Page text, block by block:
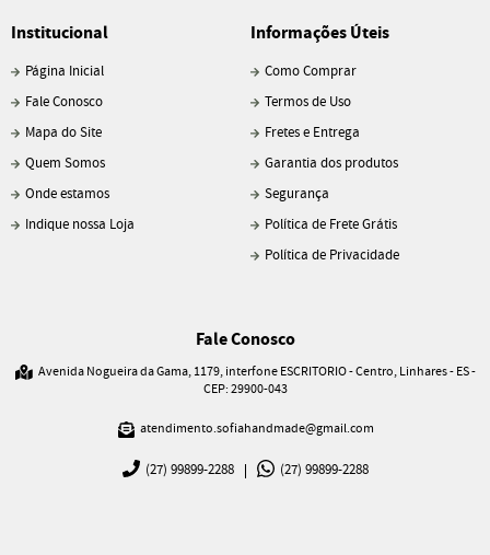
Institucional
Página Inicial
Fale Conosco
Mapa do Site
Quem Somos
Onde estamos
Indique nossa Loja
Informações Úteis
Como Comprar
Termos de Uso
Fretes e Entrega
Garantia dos produtos
Segurança
Política de Frete Grátis
Política de Privacidade
Fale Conosco
Avenida Nogueira da Gama, 1179, interfone ESCRITORIO-Centro, Linhares-ES-
CEP: 29900-043
atendimento.sofiahandmade@gmail.com
(27) 99899-2288 (27) 99899-2288